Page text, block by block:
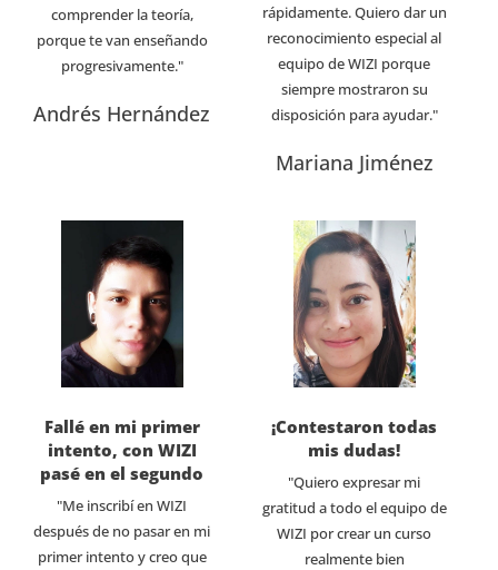
comprender la teoría,
porque te van enseñando
progresivamente."
Andrés Hernández
rápidamente. Quiero dar un
reconocimiento especial al
equipo de WIZI porque
siempre mostraron su
disposición para ayudar."
Mariana Jiménez
Fallé en mi primer
intento, con WIZI
pasé en el segundo
"Me inscribí en WIZI
después de no pasar en mi
primer intento y creo que
¡Contestaron todas
mis dudas!
"Quiero expresar mi
gratitud a todo el equipo de
WIZI por crear un curso
realmente bien